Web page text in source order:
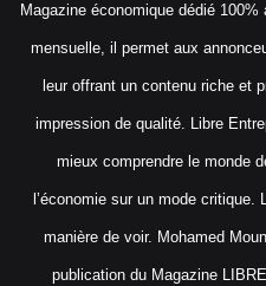
Magazine économique dédié
mensuelle, il permet aux
leur offrant un contenu riche et
impression de qualité. Libre
mieux comprendre le monde
l’économie sur un mode
manière de voir. Mohamed
publication du Magazine